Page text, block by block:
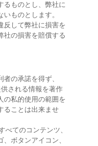
るものとし、弊社に
ものとします。
反して弊社に損害を
社の損害を賠償する
の承諾を得ず、
供される情報を著作
の私的使用の範囲を
ることは出来ませ
べてのコンテンツ、
ボタンアイコン、